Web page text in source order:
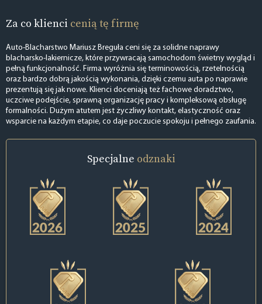
Za co klienci cenią tę firmę
Auto-Blacharstwo Mariusz Breguła ceni się za solidne naprawy
blacharsko-lakiernicze, które przywracają samochodom świetny wygląd i
pełną funkcjonalność. Firma wyróżnia się terminowością, rzetelnością
oraz bardzo dobrą jakością wykonania, dzięki czemu auta po naprawie
prezentują się jak nowe. Klienci doceniają też fachowe doradztwo,
uczciwe podejście, sprawną organizację pracy i kompleksową obsługę
formalności. Dużym atutem jest życzliwy kontakt, elastyczność oraz
wsparcie na każdym etapie, co daje poczucie spokoju i pełnego zaufania.
Specjalne odznaki